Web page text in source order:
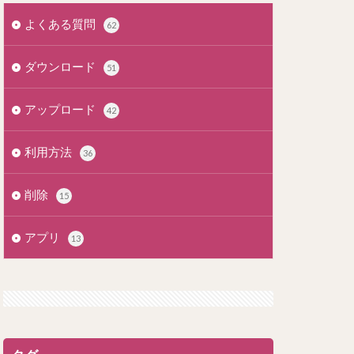
よくある質問 62
ダウンロード 51
アップロード 42
利用方法 36
削除 15
アプリ 13